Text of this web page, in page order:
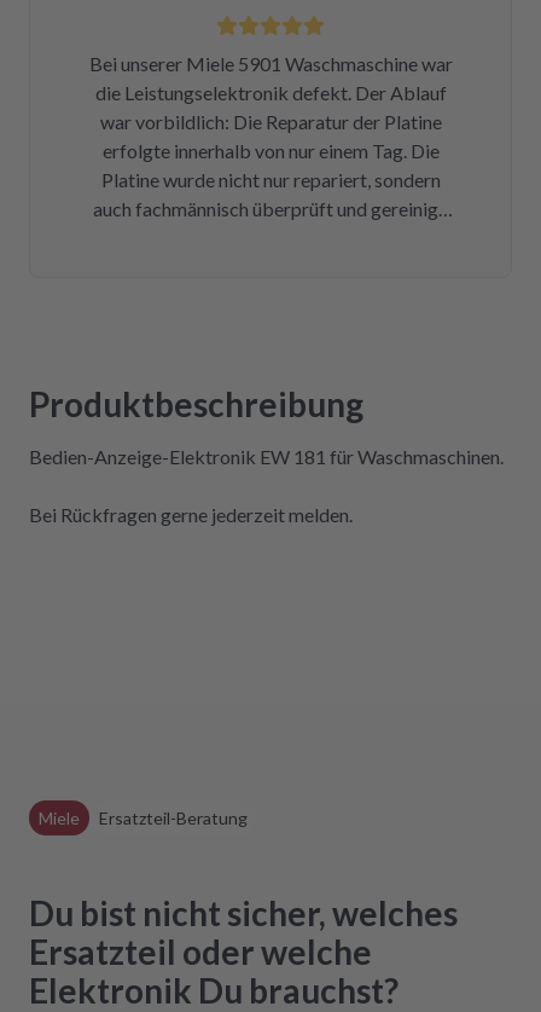
nicht erst wissen, was der Mieltechniker
Zukunft nicht wieder auf repartly
zurückgreifen müssen. Aber gut zu wissen,
dass es diese Möglichkeit gibt! Werden wir
definitiv weiter empfehlen.
Bei unserer Miele 5901 Waschmaschine war
die Leistungselektronik defekt. Der Ablauf
war vorbildlich: Die Reparatur der Platine
erfolgte innerhalb von nur einem Tag. Die
Platine wurde nicht nur repariert, sondern
auch fachmännisch überprüft und gereinigt.
Der Aus- und Einbau der Platine war dank der
Absolute Empfehlung!
Produktbeschreibung
Bedien-Anzeige-Elektronik EW 181 für Waschmaschinen.
Bei Rückfragen gerne jederzeit melden.
Miele Ersatzteil-Beratung
Du bist nicht sicher, welches
Ersatzteil oder welche
Elektronik Du brauchst?